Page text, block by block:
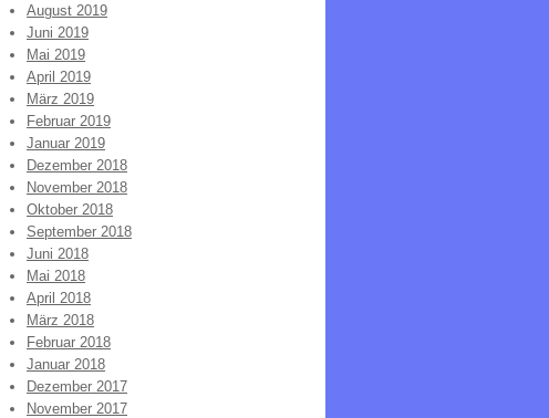
August 2019
Juni 2019
Mai 2019
April 2019
März 2019
Februar 2019
Januar 2019
Dezember 2018
November 2018
Oktober 2018
September 2018
Juni 2018
Mai 2018
April 2018
März 2018
Februar 2018
Januar 2018
Dezember 2017
November 2017